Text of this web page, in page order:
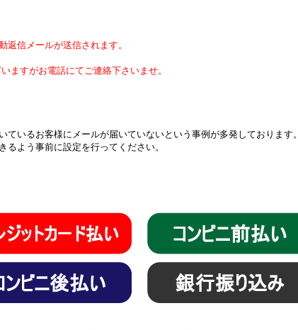
返信メールが送信されます。
ますがお電話にてご連絡下さいませ。
いるお客様にメールが届いていないという事例が多発しております。
よう事前に設定を行ってください。